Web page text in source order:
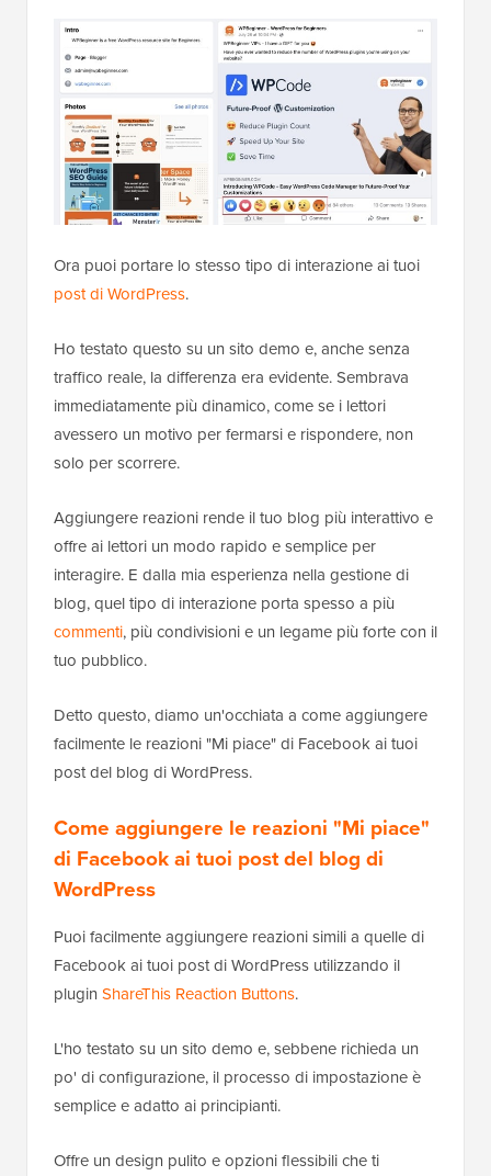
Ora puoi portare lo stesso tipo di interazione ai tuoi
post di WordPress.
Ho testato questo su un sito demo e, anche senza
traffico reale, la differenza era evidente. Sembrava
immediatamente più dinamico, come se i lettori
avessero un motivo per fermarsi e rispondere, non
solo per scorrere.
Aggiungere reazioni rende il tuo blog più interattivo e
offre ai lettori un modo rapido e semplice per
interagire. E dalla mia esperienza nella gestione di
blog, quel tipo di interazione porta spesso a più
commenti, più condivisioni e un legame più forte con il
tuo pubblico.
Detto questo, diamo un'occhiata a come aggiungere
facilmente le reazioni "Mi piace" di Facebook ai tuoi
post del blog di WordPress.
Come aggiungere le reazioni "Mi piace"
di Facebook ai tuoi post del blog di
WordPress
Puoi facilmente aggiungere reazioni simili a quelle di
Facebook ai tuoi post di WordPress utilizzando il
plugin ShareThis Reaction Buttons.
L'ho testato su un sito demo e, sebbene richieda un
po' di configurazione, il processo di impostazione è
semplice e adatto ai principianti.
Offre un design pulito e opzioni flessibili che ti